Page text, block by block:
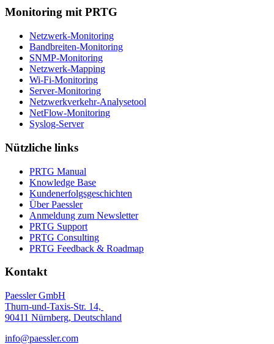
Monitoring mit PRTG
Netzwerk-Monitoring
Bandbreiten-Monitoring
SNMP-Monitoring
Netzwerk-Mapping
Wi-Fi-Monitoring
Server-Monitoring
Netzwerkverkehr-Analysetool
NetFlow-Monitoring
Syslog-Server
Nützliche links
PRTG Manual
Knowledge Base
Kundenerfolgsgeschichten
Über Paessler
Anmeldung zum Newsletter
PRTG Support
PRTG Consulting
PRTG Feedback & Roadmap
Kontakt
Paessler GmbH
Thurn-und-Taxis-Str. 14,
90411 Nürnberg, Deutschland
info@paessler.com